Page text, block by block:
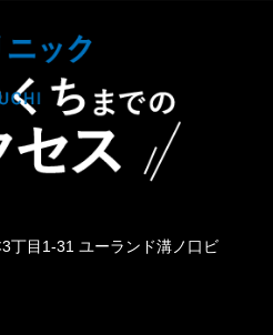
丁目1-31 ユーランド溝ノ口ビ